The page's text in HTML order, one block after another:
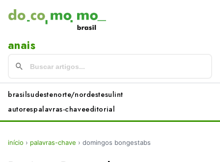
anais
brasilsudestenorte/nordestesulint
autorespalavras-chaveeditorial
início › palavras-chave › domingos bongestabs